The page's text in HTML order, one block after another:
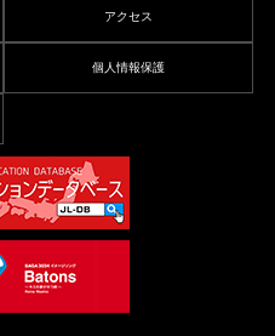
アクセス
個人情報保護